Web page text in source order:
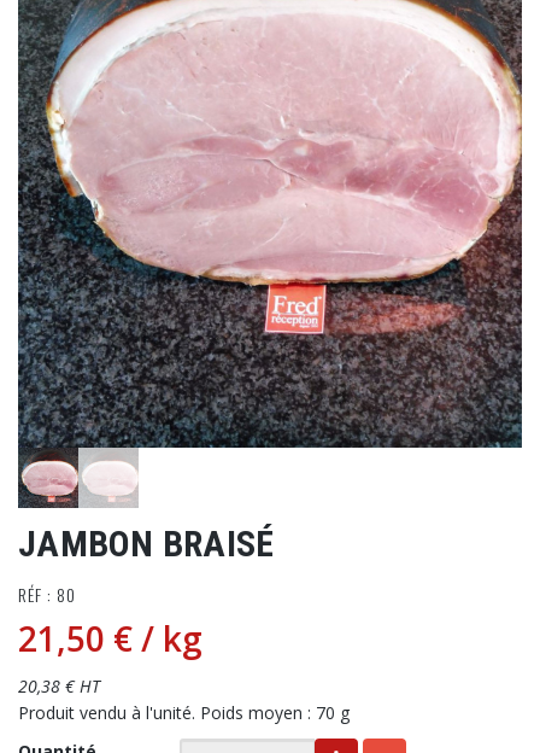
JAMBON BRAISÉ
RÉF : 80
21,50 €/ kg
20,38 € HT
Produit vendu à l'unité. Poids moyen : 70 g